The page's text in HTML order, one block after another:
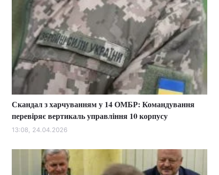
Скандал з харчуванням у 14 ОМБР: Командування
перевіряє вертикаль управління 10 корпусу
13:08, 24.04.2026